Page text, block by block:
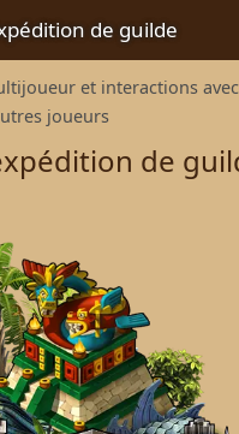
de guilde
et interactions avec
joueurs
de